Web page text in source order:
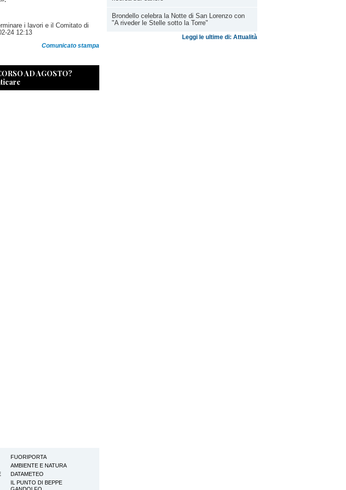
Brondello celebra la Notte di San Lorenzo con
"A riveder le Stelle sotto la Torre"
Leggi le ultime di: Attualità
i lavori e il Comitato di
24 12:13
Comunicato stampa
AD AGOSTO?
FUORIPORTA
AMBIENTE E NATURA
DATAMETEO
IL PUNTO DI BEPPE